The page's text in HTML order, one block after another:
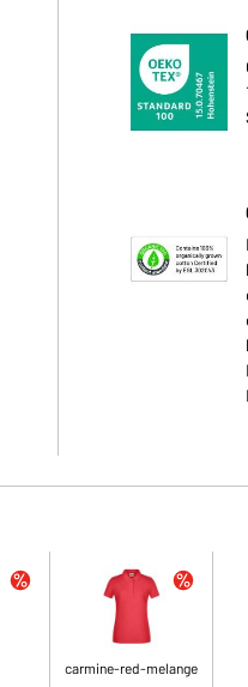
carmine-red-melange